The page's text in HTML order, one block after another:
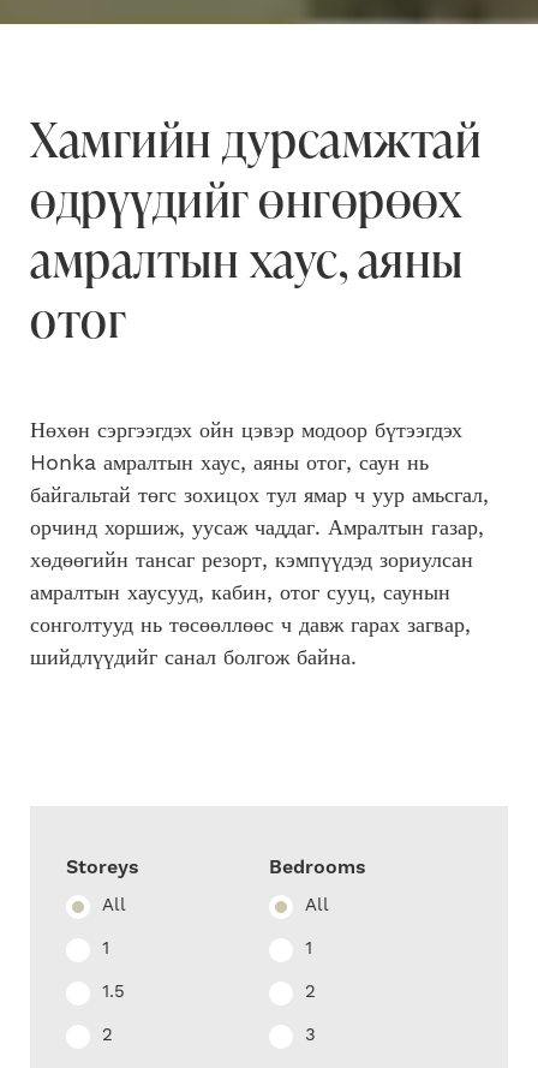
Хамгийн дурсамжтай
өдрүүдийг өнгөрөөх
амралтын хаус, аяны
отог
Нөхөн сэргээгдэх ойн цэвэр модоор бүтээгдэх
Honka амралтын хаус, аяны отог, саун нь
байгальтай төгс зохицох тул ямар ч уур амьсгал,
орчинд хоршиж, уусаж чаддаг. Амралтын газар,
хөдөөгийн тансаг резорт, кэмпүүдэд зориулсан
амралтын хаусууд, кабин, отог сууц, саунын
сонголтууд нь төсөөллөөс ч давж гарах загвар,
шийдлүүдийг санал болгож байна.
Storeys
All
1
1.5
2
Bedrooms
All
1
2
3